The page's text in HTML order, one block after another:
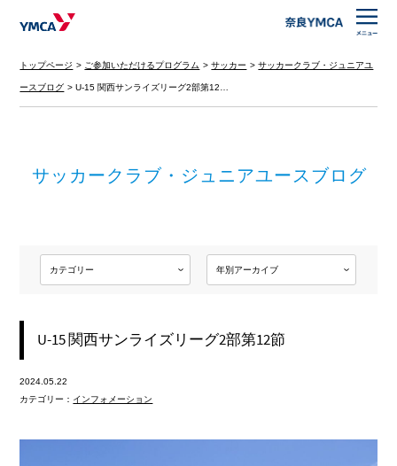
トップページ ご参加いただけるプログラム サッカー サッカークラブ・ジュニアユ
ースブログ U-15 関西サンライズリーグ2部第12…
サッカークラブ・ジュニアユースブログ
U-15 関西サンライズリーグ2部第12節
2024.05.22
カテゴリー： インフォメーション